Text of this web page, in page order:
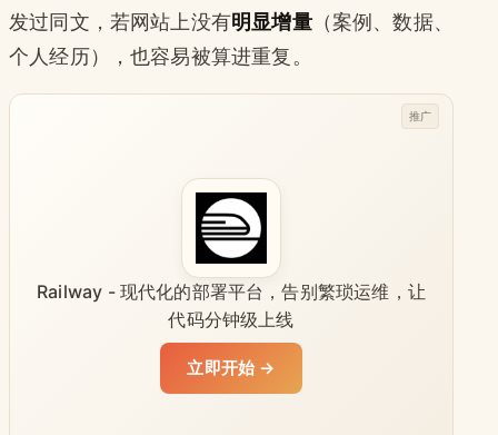
发过同文，若网站上没有明显增量（案例、数据、
个人经历），也容易被算进重复。
Railway - 现代化的部署平台，告别繁琐运维，让
代码分钟级上线
立即开始 →
推广